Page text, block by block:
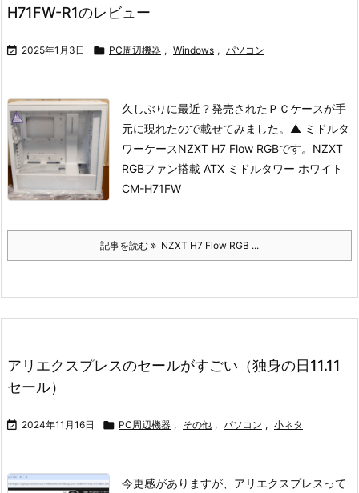
H71FW-R1のレビュー
 2025年1月3日  PC周辺機器 , Windows , パソコン
久しぶりに最近？発売されたＰＣケースが手
元に現れたので載せてみました。 ▲ ミドルタ
ワーケースNZXT H7 Flow RGBです。 NZXT
RGBファン搭載 ATX ミドルタワー ホワイト
CM-H71FW
記事を読む NZXT H7 Flow RGB ...
アリエクスプレスのセールがすごい（独身の日11.11
セール）
 2024年11月16日  PC周辺機器 , その他 , パソコン , 小ネタ
今更感がありますが、アリエクスプレスって